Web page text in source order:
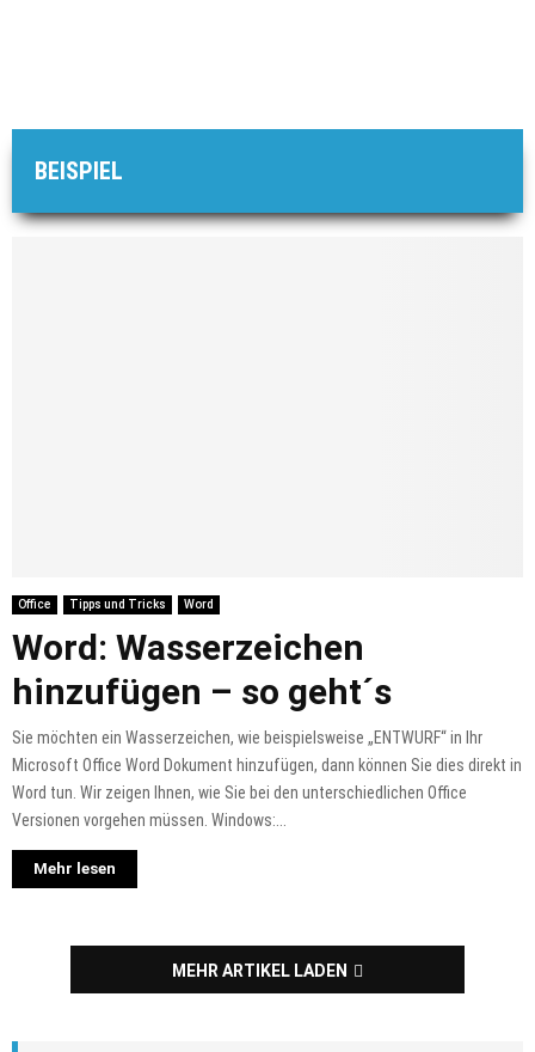
BEISPIEL
Office Tipps und Tricks Word
Word: Wasserzeichen
hinzufügen – so geht´s
Sie möchten ein Wasserzeichen, wie beispielsweise „ENTWURF“ in Ihr
Microsoft Office Word Dokument hinzufügen, dann können Sie dies direkt in
Word tun. Wir zeigen Ihnen, wie Sie bei den unterschiedlichen Office
Versionen vorgehen müssen. Windows:...
Mehr lesen
MEHR ARTIKEL LADEN